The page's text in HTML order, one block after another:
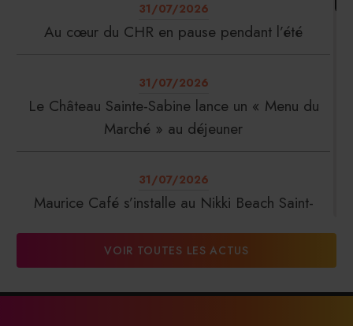
31/07/2026
Au cœur du CHR en pause pendant l’été
31/07/2026
Le Château Sainte-Sabine lance un « Menu du
Marché » au déjeuner
31/07/2026
Maurice Café s’installe au Nikki Beach Saint-
DalterFood Group franchit les 200 millions
VOIR TOUTES LES ACTUS